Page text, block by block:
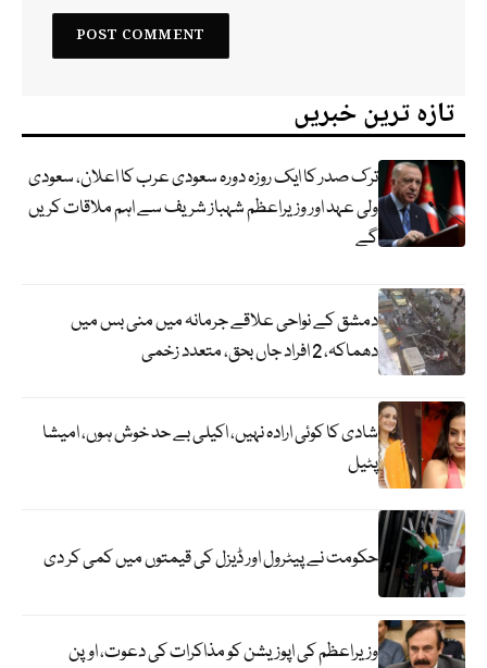
تازہ ترین خبریں
ترک صدر کا ایک روزہ دورہ سعودی عرب کا اعلان، سعودی
ولی عہد اور وزیراعظم شہباز شریف سے اہم ملاقات کریں
گے
دمشق کے نواحی علاقے جرمانہ میں منی بس میں
دھماکہ، 2 افراد جاں بحق، متعدد زخمی
شادی کا کوئی ارادہ نہیں، اکیلی بے حد خوش ہوں، امیشا
پٹیل
حکومت نے پیٹرول اور ڈیزل کی قیمتوں میں کمی کر دی
وزیراعظم کی اپوزیشن کو مذاکرات کی دعوت، اوپن